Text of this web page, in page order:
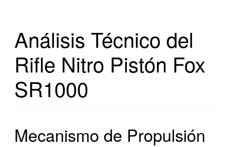
Análisis Técnico del
Rifle Nitro Pistón Fox
SR1000
Mecanismo de Propulsión